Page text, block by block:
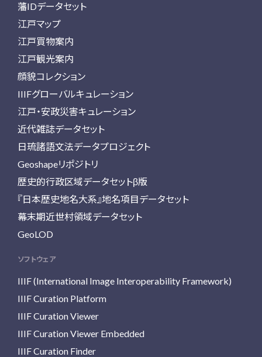
藩IDデータセット
江戸マップ
江戸買物案内
江戸観光案内
顔貌コレクション
IIIFグローバルキュレーション
江戸・安政災害キュレーション
近代雑誌データセット
日琉諸語文法データプロジェクト
Geoshapeリポジトリ
歴史的行政区域データセットβ版
『日本歴史地名大系』地名項目データセット
幕末期近世村領域データセット
GeoLOD
ソフトウェア
IIIF (International Image Interoperability Framework)
IIIF Curation Platform
IIIF Curation Viewer
IIIF Curation Viewer Embedded
IIIF Curation Finder